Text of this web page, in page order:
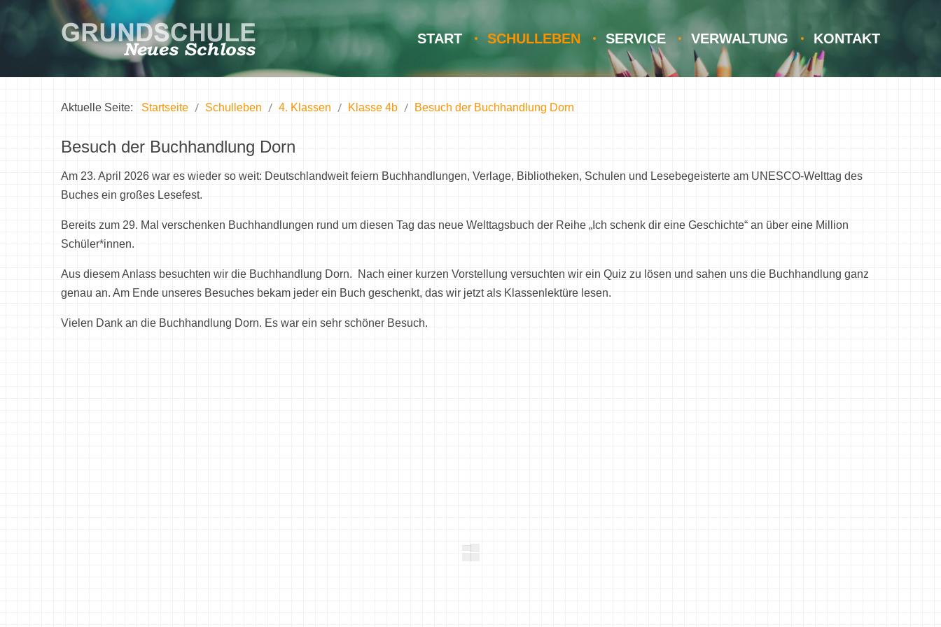
START SCHULLEBEN SERVICE VERWALTUNG KONTAKT
Aktuelle Seite: Startseite Schulleben 4. Klassen Klasse 4b Besuch der Buchhandlung Dorn
Besuch der Buchhandlung Dorn
Am 23. April 2026 war es wieder so weit: Deutschlandweit feiern Buchhandlungen, Verlage, Bibliotheken, Schulen und Lesebegeisterte am UNESCO-Welttag des
Buches ein großes Lesefest.
Bereits zum 29. Mal verschenken Buchhandlungen rund um diesen Tag das neue Welttagsbuch der Reihe „Ich schenk dir eine Geschichte“ an über eine Million
Schüler*innen.
Aus diesem Anlass besuchten wir die Buchhandlung Dorn. Nach einer kurzen Vorstellung versuchten wir ein Quiz zu lösen und sahen uns die Buchhandlung ganz
genau an. Am Ende unseres Besuches bekam jeder ein Buch geschenkt, das wir jetzt als Klassenlektüre lesen.
Vielen Dank an die Buchhandlung Dorn. Es war ein sehr schöner Besuch.